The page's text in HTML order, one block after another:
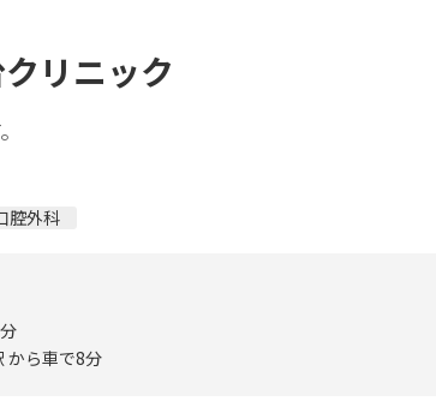
リニック
腔外科
から車で8分